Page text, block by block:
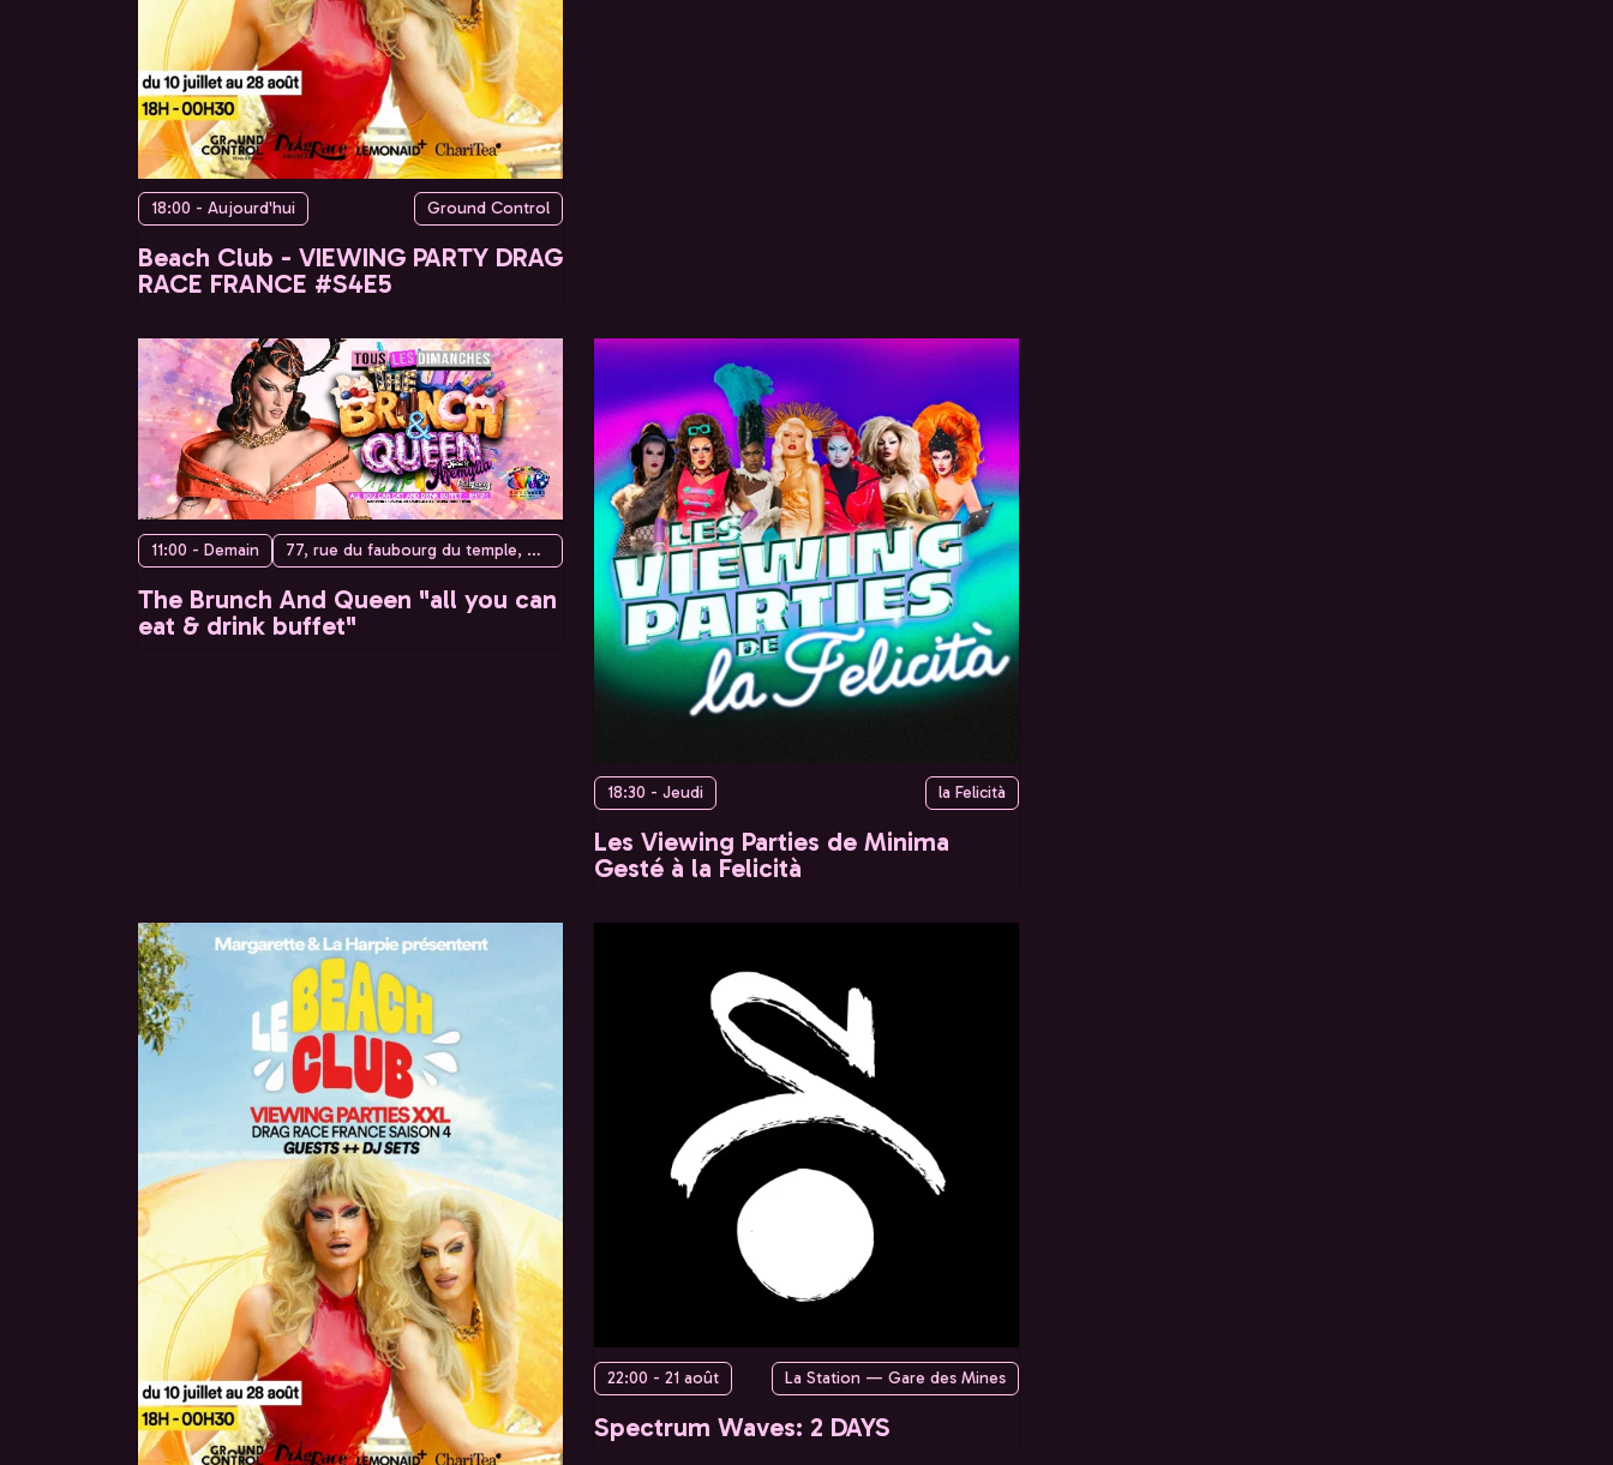
18:00 - Aujourd'hui Ground Control
Beach Club - VIEWING PARTY DRAG
RACE FRANCE #S4E5
11:00 - Demain 77, rue du faubourg du temple, 75010 Paris, France
The Brunch And Queen "all you can
eat & drink buffet"
18:30 - Jeudi la Felicità
Les Viewing Parties de Minima
Gesté à la Felicità
22:00 - 21 août La Station — Gare des Mines
Spectrum Waves: 2 DAYS